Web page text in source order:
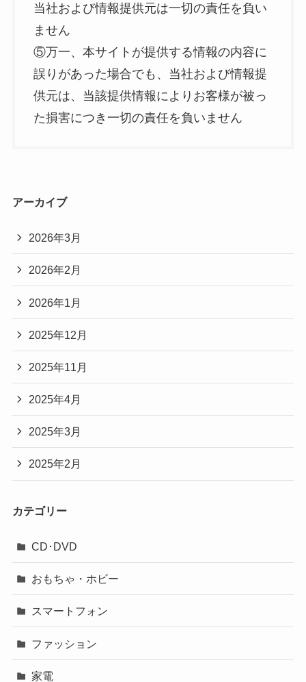
当社および情報提供元は一切の責任を負い
ません
⑤万一、本サイトが提供する情報の内容に
誤りがあった場合でも、当社および情報提
供元は、当該提供情報によりお客様が被っ
た損害につき一切の責任を負いません
アーカイブ
2026年3月
2026年2月
2026年1月
2025年12月
2025年11月
2025年4月
2025年3月
2025年2月
カテゴリー
CD･DVD
おもちゃ・ホビー
スマートフォン
ファッション
家電